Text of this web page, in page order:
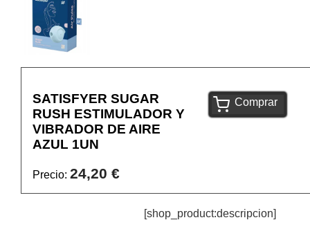
SATISFYER SUGAR
RUSH ESTIMULADOR Y
VIBRADOR DE AIRE
AZUL 1UN
Precio: 24,20 €
Comprar
[shop_product:descripcion]